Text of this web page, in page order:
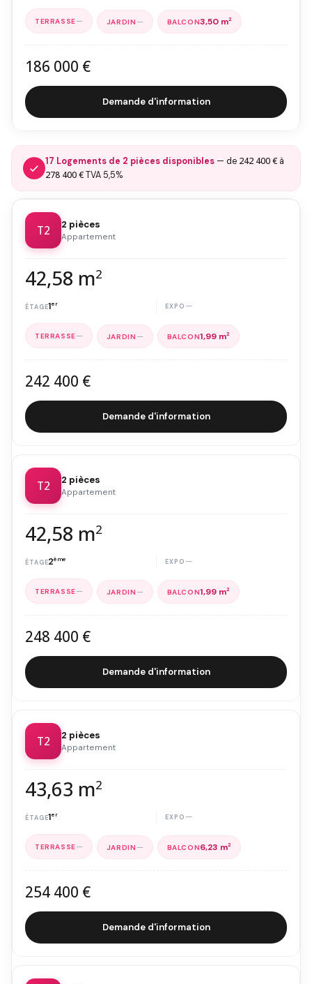
— — 3,50 m2
186 000 €
Demande d'information
17 Logements de 2 pièces disponibles — de 242 400 € à
278 400 €TVA 5,5%
T2 2 pièces
Appartement
42,58 m2
1er —
— — 1,99 m2
242 400 €
Demande d'information
T2 2 pièces
Appartement
42,58 m2
2ème —
— — 1,99 m2
248 400 €
Demande d'information
T2 2 pièces
Appartement
43,63 m2
1er —
— — 6,23 m2
254 400 €
Demande d'information